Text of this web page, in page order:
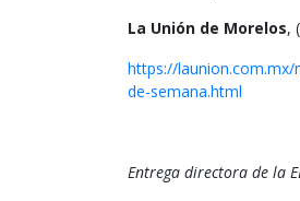
La Unión de Morelos,
https://
de-semana.html
Entrega directora de la